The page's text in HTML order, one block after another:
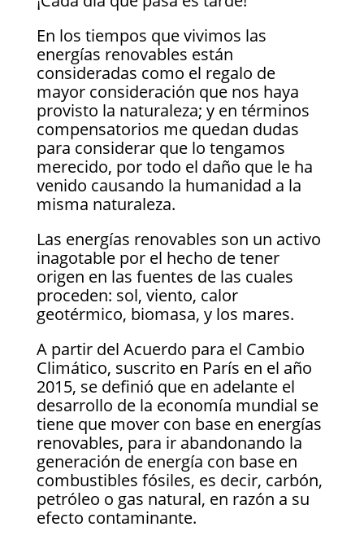
En los tiempos que vivimos las
energías renovables están
consideradas como el regalo de
mayor consideración que nos haya
provisto la naturaleza; y en términos
compensatorios me quedan dudas
para considerar que lo tengamos
merecido, por todo el daño que le ha
venido causando la humanidad a la
misma naturaleza.
Las energías renovables son un activo
inagotable por el hecho de tener
origen en las fuentes de las cuales
proceden: sol, viento, calor
geotérmico, biomasa, y los mares.
A partir del Acuerdo para el Cambio
Climático, suscrito en París en el año
2015, se definió que en adelante el
desarrollo de la economía mundial se
tiene que mover con base en energías
renovables, para ir abandonando la
generación de energía con base en
combustibles fósiles, es decir, carbón,
petróleo o gas natural, en razón a su
efecto contaminante.